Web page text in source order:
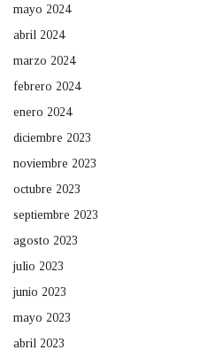
mayo 2024
abril 2024
marzo 2024
febrero 2024
enero 2024
diciembre 2023
noviembre 2023
octubre 2023
septiembre 2023
agosto 2023
julio 2023
junio 2023
mayo 2023
abril 2023